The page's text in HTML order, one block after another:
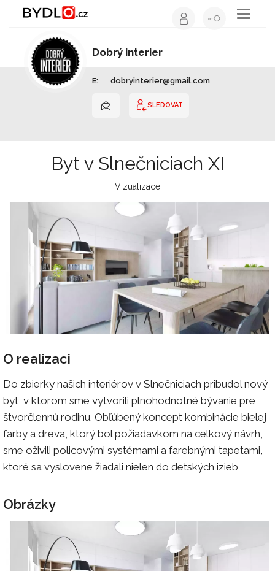
Toggle
Dobrý interier
E: dobryinterier@gmail.com
SLEDOVAT
Byt v Slnečniciach XI
Vizualizace
O realizaci
Do zbierky našich interiérov v Slnečniciach pribudol nový
byt, v ktorom sme vytvorili plnohodnotné bývanie pre
štvorčlennú rodinu. Obľúbený koncept kombinácie bielej
farby a dreva, ktorý bol požiadavkom na celkový návrh,
sme oživili policovými systémami a farebnými tapetami,
ktoré sa vyslovene žiadali nielen do detských izieb
Obrázky